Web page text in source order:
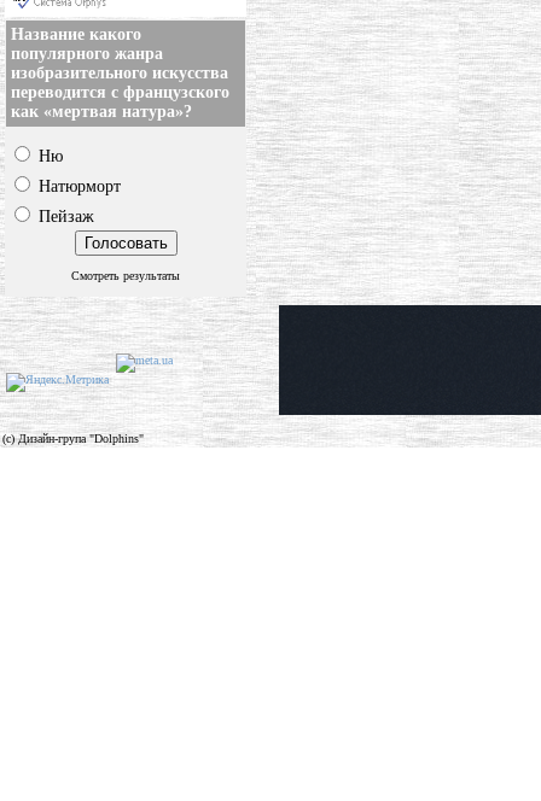
Название какого
популярного жанра
изобразительного искусства
переводится с французского
как «мертвая натура»?
Ню
Натюрморт
Пейзаж
Смотреть результаты
(c) Дизайн-група "Dolphins"